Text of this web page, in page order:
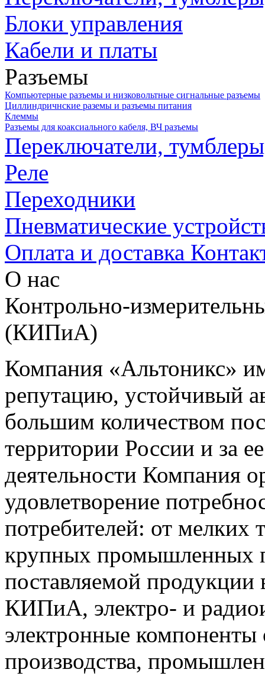
Блоки управления
Кабели и платы
Разъемы
Компьютерные разъемы и низковольтные сигнальные разъемы
Циллиндричнские раземы и разъемы питания
Клеммы
Разъемы для коаксиального кабеля, ВЧ разъемы
Переключатели,
Реле
Переходники
Пневматические
Оплата и доставка
О нас
Контрольно-
(КИПиА)
Компания «Альтоникс»
репутацию, устойчивый
большим количеством
территории России и за
деятельности Компания
удовлетворение
потребителей: от мелких
крупных промышленных
поставляемой продукции
КИПиА, электро- и
электронные компоненты
производства,